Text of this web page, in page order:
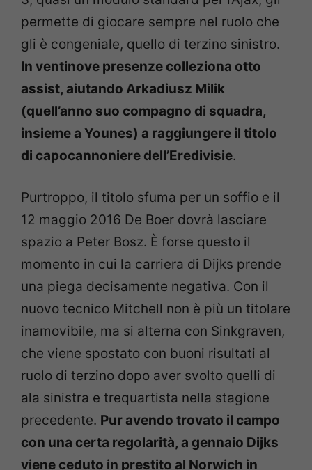
permette di giocare sempre nel ruolo che
gli è congeniale, quello di terzino sinistro.
In ventinove presenze colleziona otto
assist, aiutando Arkadiusz Milik
(quell’anno suo compagno di squadra,
insieme a Younes) a raggiungere il titolo
di capocannoniere dell’Eredivisie.
Purtroppo, il titolo sfuma per un soffio e il
12 maggio 2016 De Boer dovrà lasciare
spazio a Peter Bosz. È forse questo il
momento in cui la carriera di Dijks prende
una piega decisamente negativa. Con il
nuovo tecnico Mitchell non è più un titolare
inamovibile, ma si alterna con Sinkgraven,
che viene spostato con buoni risultati al
ruolo di terzino dopo aver svolto quelli di
ala sinistra e trequartista nella stagione
precedente. Pur avendo trovato il campo
con una certa regolarità, a gennaio Dijks
viene ceduto in prestito al Norwich in